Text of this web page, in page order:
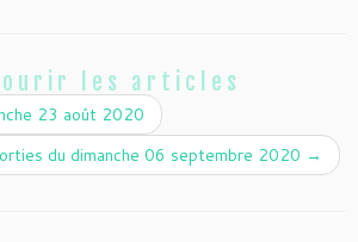
les articles
23 août 2020
du dimanche 06 septembre 2020 →